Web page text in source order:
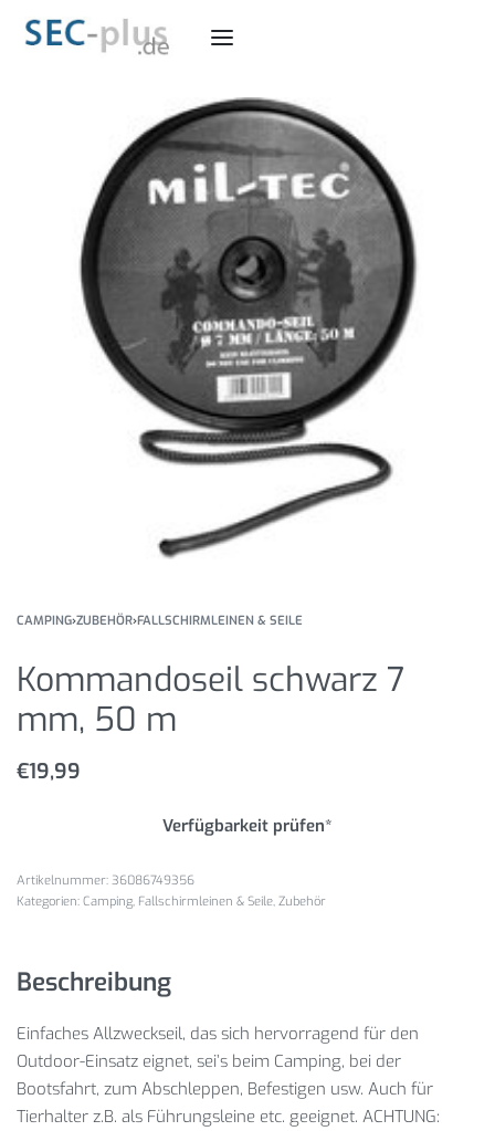
CAMPING›ZUBEHÖR›FALLSCHIRMLEINEN & SEILE
Kommandoseil schwarz 7
mm, 50 m
€19,99
Verfügbarkeit prüfen*
36086749356
Kategorien: Camping, Fallschirmleinen & Seile, Zubehör
Beschreibung
Einfaches Allzweckseil, das sich hervorragend für den
Outdoor-Einsatz eignet, sei’s beim Camping, bei der
Bootsfahrt, zum Abschleppen, Befestigen usw. Auch für
Tierhalter z.B. als Führungsleine etc. geeignet. ACHTUNG: